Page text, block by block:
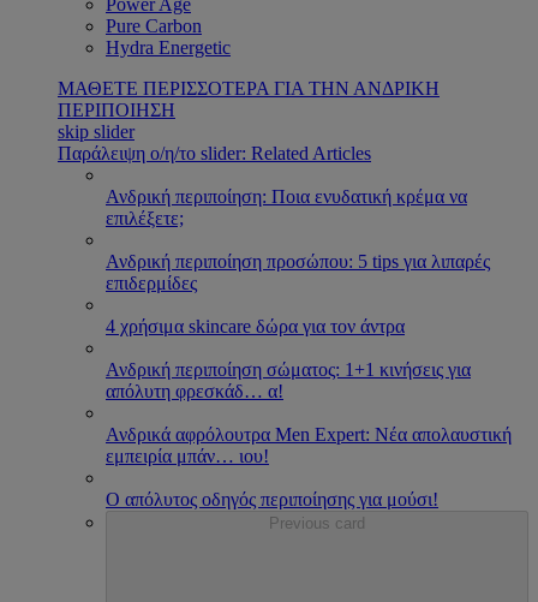
Power Age
Pure Carbon
Hydra Energetic
ΜΑΘΕΤΕ ΠΕΡΙΣΣΟΤΕΡΑ ΓΙΑ ΤΗΝ ΑΝΔΡΙΚΗ
ΠΕΡΙΠΟΙΗΣΗ
skip slider
Παράλειψη ο/η/το slider: Related Articles
Ανδρική περιποίηση: Ποια ενυδατική κρέμα να
επιλέξετε;
Ανδρική περιποίηση προσώπου: 5 tips για λιπαρές
επιδερμίδες
4 χρήσιμα skincare δώρα για τον άντρα
Ανδρική περιποίηση σώματος: 1+1 κινήσεις για
απόλυτη φρεσκάδ… α!
Ανδρικά αφρόλουτρα Men Expert: Νέα απολαυστική
εμπειρία μπάν… ιου!
Ο απόλυτος οδηγός περιποίησης για μούσι!
Previous card